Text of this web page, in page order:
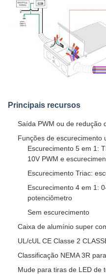
Principais recursos
Saída PWM ou de redução
Funções de escurecimento
Escurecimento 5 em 1:
10V PWM e
Escurecimento Triac:
Escurecimento 4 em 1:
potenciômetro
Sem escurecimento
Caixa de alumínio super
UL/cUL CE Classe 2
Classificação NEMA 3R
Mude para tiras de LED de